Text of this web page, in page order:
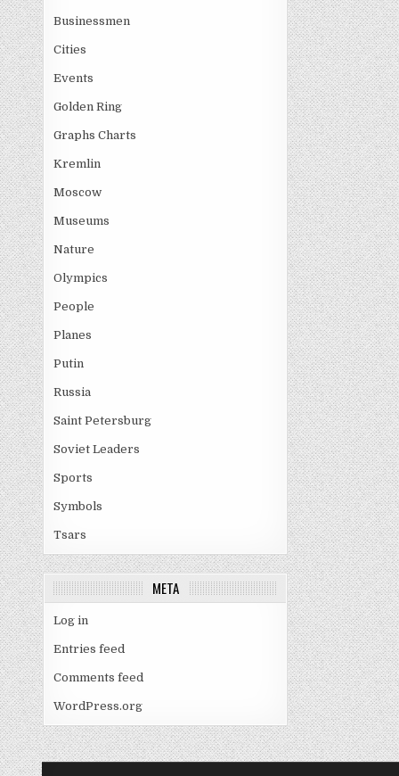
Businessmen
Cities
Events
Golden Ring
Graphs Charts
Kremlin
Moscow
Museums
Nature
Olympics
People
Planes
Putin
Russia
Saint Petersburg
Soviet Leaders
Sports
Symbols
Tsars
META
Log in
Entries feed
Comments feed
WordPress.org